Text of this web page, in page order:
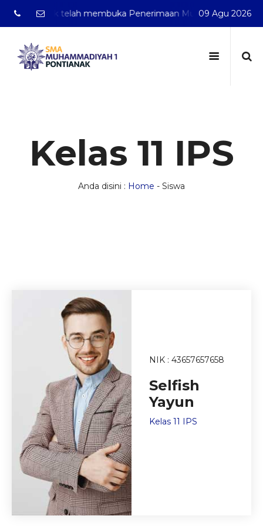
1 Pontianak telah membuka Penerimaan Murid Baru Tahun
09 Agu 2026
Kelas 11 IPS
Anda disini : Home - Siswa
NIK : 43657657658
Selfish
Yayun
Kelas 11 IPS